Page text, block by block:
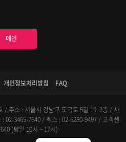
메인
개인정보처리방침 FAQ
/ 주소 : 서울시 강남구 도곡로 5길 19, 3층 / 사
: 02-3465-7640 / 팩스 : 02-6280-9497 / 고객센
(평일 10시 ~ 17시)